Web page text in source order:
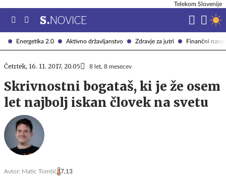
Energetika 2.0 Aktivno državljanstvo Zdravje za jutri Finančni
Telekom Slovenije
Četrtek, 16. 11. 2017, 20.05 8 let, 8 mesecev
Skrivnostni bogataš, ki je že osem
let najbolj iskan človek na svetu
Avtor: Matic Tomšič 7,13